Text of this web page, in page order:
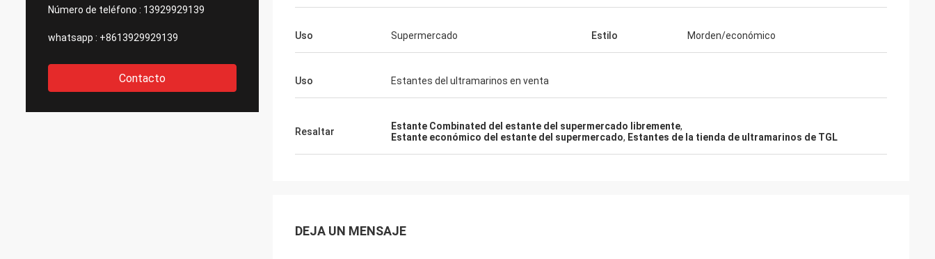
Número de teléfono : 13929929139
whatsapp : +8613929929139
Contacto
Uso Supermercado Estilo Morden/económico
Uso Estantes del ultramarinos en venta
Resaltar Estante Combinated del estante del supermercado libremente,
Estante económico del estante del supermercado, Estantes de la tienda de ultramarinos de TGL
DEJA UN MENSAJE